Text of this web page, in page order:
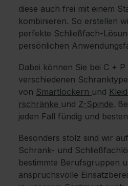
diese auch frei mit einem
kombinieren. So erstellen
perfekte Schließfach-
persönlichen
Dabei können Sie bei C +
verschiedenen
von Smartlockern und
rschränke und Z-Spinde.
jeden Fall fündig und
Besonders stolz sind wir
Schrank- und
bestimmte Berufsgruppen
anspruchsvolle